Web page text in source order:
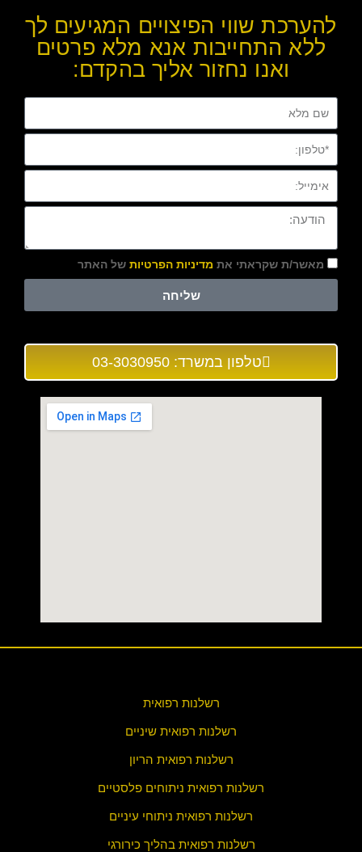
להערכת שווי הפיצויים המגיעים לך
ללא התחייבות אנא מלא פרטים
ואנו נחזור אליך בהקדם:
מאשר/ת שקראתי את מדיניות הפרטיות של האתר
שליחה
טלפון במשרד: 03-3030950
רשלנות רפואית
רשלנות רפואית שיניים
רשלנות רפואית הריון
רשלנות רפואית ניתוחים פלסטיים
רשלנות רפואית ניתוחי עיניים
רשלנות רפואית בהליך כירורגי